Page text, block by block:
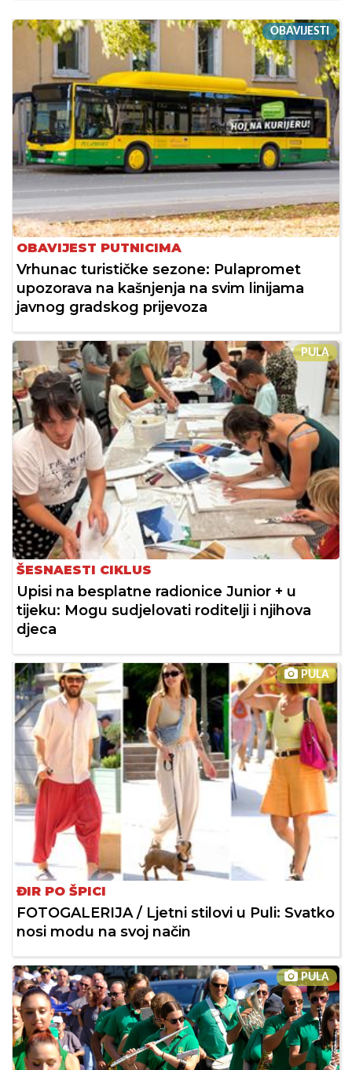
OBAVIJESTI
OBAVIJEST PUTNICIMA
Vrhunac turističke sezone: Pulapromet
upozorava na kašnjenja na svim linijama
javnog gradskog prijevoza
PULA
ŠESNAESTI CIKLUS
Upisi na besplatne radionice Junior + u
tijeku: Mogu sudjelovati roditelji i njihova
djeca
PULA
ĐIR PO ŠPICI
FOTOGALERIJA / Ljetni stilovi u Puli: Svatko
nosi modu na svoj način
PULA